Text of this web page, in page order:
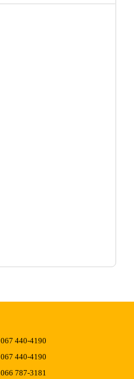
067 440-4190
067 440-4190
066 787-3181